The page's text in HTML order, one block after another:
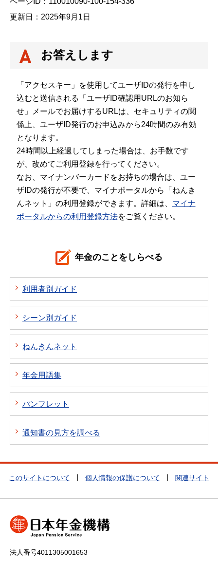
更新日：2025年9月1日
お答えします
「アクセスキー」を使用してユーザIDの発行を申し
込むと送信される「ユーザID確認用URLのお知ら
せ」メールでお届けするURLは、セキュリティの関
係上、ユーザID発行のお申込みから24時間のみ有効
となります。
24時間以上経過してしまった場合は、お手数です
が、改めてご利用登録を行ってください。
なお、マイナンバーカードをお持ちの場合は、ユー
ザIDの発行が不要で、マイナポータルから「ねんき
んネット」の利用登録ができます。詳細は、 マイナ
ポータルからの利用登録方法をご覧ください。
年金のことをしらべる
利用者別ガイド
シーン別ガイド
ねんきんネット
年金用語集
パンフレット
通知書の見方を調べる
このサイトについて 個人情報の保護について 関連サイト
法人番号4011305001653